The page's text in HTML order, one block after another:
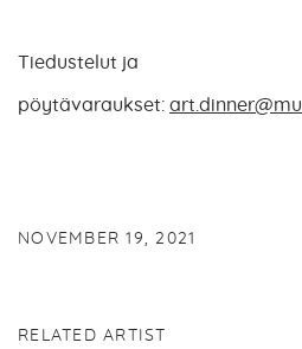
Tiedustelut ja
pöytävaraukset:
NOVEMBER 19, 2021
RELATED ARTIST